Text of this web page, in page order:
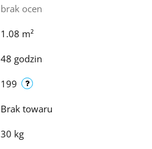
brak ocen
1.08 m²
48 godzin
199
Brak towaru
30 kg